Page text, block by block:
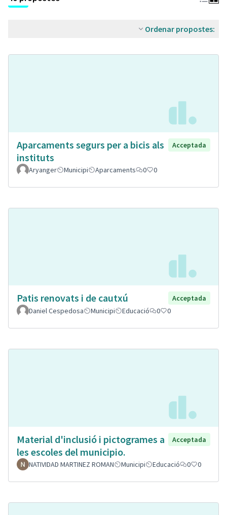
Ordenar propostes:
Aparcaments segurs per a bicis als
instituts
Acceptada
Aryanger Municipi Aparcaments 0 0
Patis renovats i de cautxú
Acceptada
Daniel Cespedosa
Municipi Educació 0 0
Material d'inclusió i pictogrames a
les escoles del municipio.
Acceptada
NATIVIDAD MARTINEZ ROMAN Municipi Educació 0 0